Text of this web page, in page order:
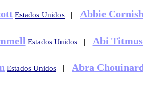
Estados Unidos || Abbie Cornish
Estados Unidos|| Abi
Estados Unidos || Abra